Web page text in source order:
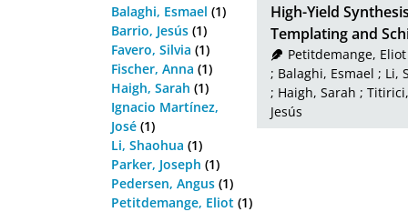
Balaghi, Esmael (1)
Barrio, Jesús (1)
Favero, Silvia (1)
Fischer, Anna (1)
Haigh, Sarah (1)
Ignacio Martínez,
José (1)
Li, Shaohua (1)
Parker, Joseph (1)
Pedersen, Angus (1)
Petitdemange, Eliot (1)
High-Yield
Templating and
Petitdemange, Eliot
; Balaghi, Esmael ; Li,
; Haigh, Sarah ;
Jesús